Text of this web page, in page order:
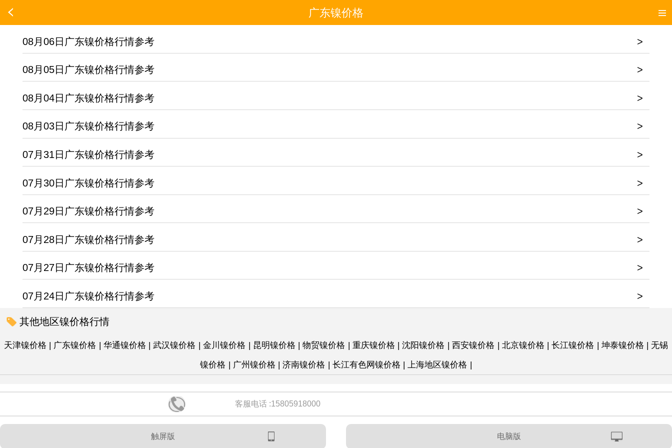
广东镍价格
08月06日广东镍价格行情参考 >
08月05日广东镍价格行情参考 >
08月04日广东镍价格行情参考 >
08月03日广东镍价格行情参考 >
07月31日广东镍价格行情参考 >
07月30日广东镍价格行情参考 >
07月29日广东镍价格行情参考 >
07月28日广东镍价格行情参考 >
07月27日广东镍价格行情参考 >
07月24日广东镍价格行情参考 >
其他地区镍价格行情
天津镍价格 | 广东镍价格 | 华通镍价格 | 武汉镍价格 | 金川镍价格 | 昆明镍价格 | 物贸镍价格 | 重庆镍价格 | 沈阳镍价格 | 西安镍价格 | 北京镍价格 | 长江镍价格 | 坤泰镍价格 | 无锡
镍价格 | 广州镍价格 | 济南镍价格 | 长江有色网镍价格 | 上海地区镍价格 |
客服电话 :15805918000
触屏版 电脑版